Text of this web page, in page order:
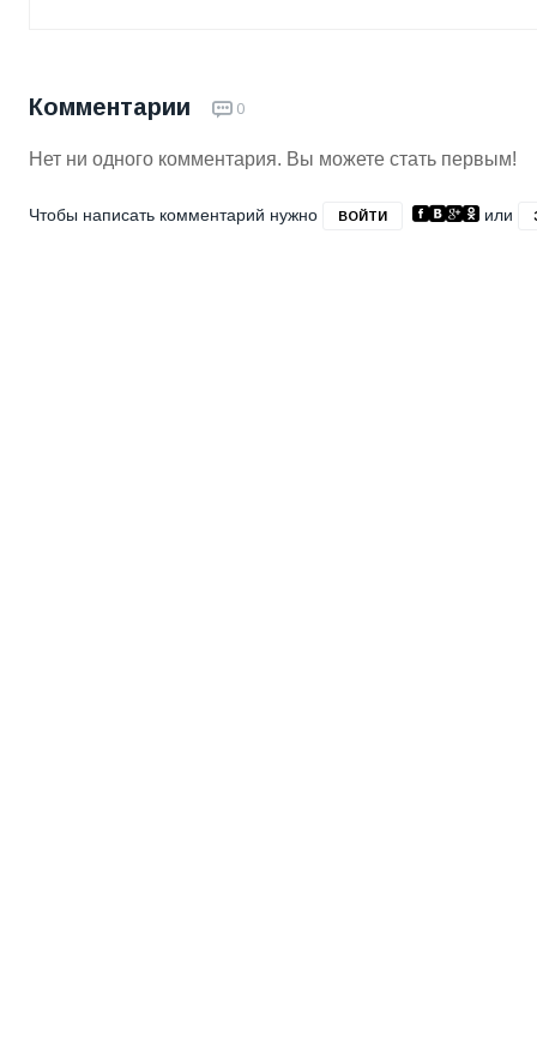
Комментарии 0
Нет ни одного комментария. Вы можете стать первым!
Чтобы написать комментарий нужно ВОЙТИ или